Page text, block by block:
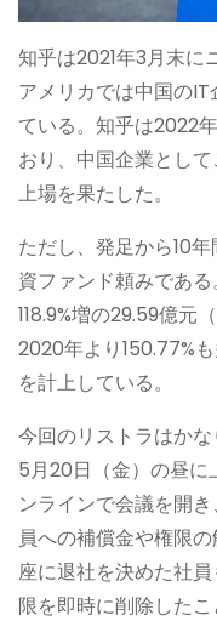
知乎は2021年3月末に
アメリカでは中国の
ている。知乎は2022
おり、中国企業とし
上場を果たした。
ただし、発足から10
資ファンド頼みであ
118.9%増の29.59億元
2020年より150.77%
を計上している。
今回のリストラはかな
5月20日（金）の昼に
ンラインで会議を開
員への補償金や権限
座に退社を決めた社
限を即時に削除した